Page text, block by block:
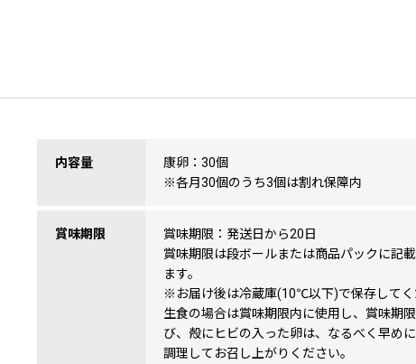
内容量
康卵：30個
※各月30個のうち3個は割れ保障内
賞味期限
賞味期限：発送日から20日
賞味期限は段ボールまたは商品パックに記
ます。
※お届け後は冷蔵庫(10℃以下)で保存してく
生食の場合は賞味期限内に使用し、賞味期
び、殻にヒビの入った卵は、なるべく早め
調理してお召し上がりください。